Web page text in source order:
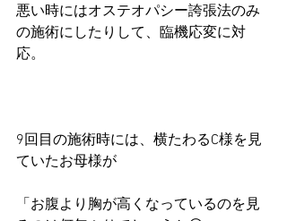
悪い時にはオステオパシー誇張法のみ
の施術にしたりして、臨機応変に対
応。
9回目の施術時には、横たわるC様を見
ていたお母様が
「お腹より胸が高くなっているのを見